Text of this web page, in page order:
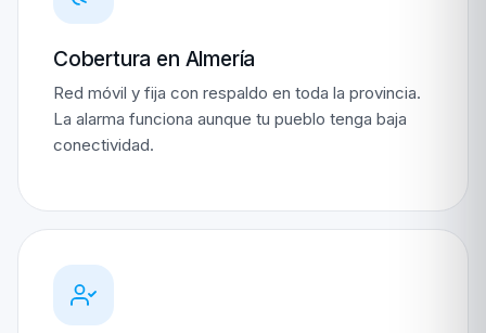
Cobertura en Almería
Red móvil y fija con respaldo en toda la provincia.
La alarma funciona aunque tu pueblo tenga baja
conectividad.